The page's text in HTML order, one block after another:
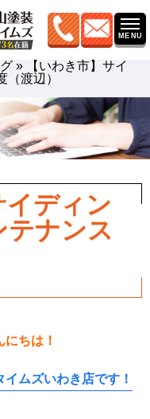
»
【いわき市】サイ
渡辺）
イディン
テナンス
ちは！
ムズいわき店です！